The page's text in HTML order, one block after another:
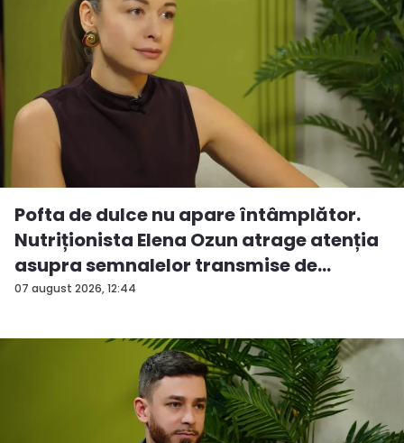
07 august 2026, 12:44
Pofta de dulce nu apare întâmplător.
Nutriționista Elena Ozun atrage atenția
asupra semnalelor transmise de
organ...